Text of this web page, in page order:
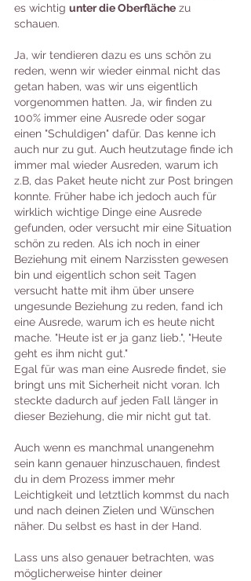
es wichtig unter die Oberfläche zu
schauen.
Ja, wir tendieren dazu es uns schön zu
reden, wenn wir wieder einmal nicht das
getan haben, was wir uns eigentlich
vorgenommen hatten. Ja, wir finden zu
100% immer eine Ausrede oder sogar
einen "Schuldigen" dafür. Das kenne ich
auch nur zu gut. Auch heutzutage finde ich
immer mal wieder Ausreden, warum ich
z.B, das Paket heute nicht zur Post bringen
konnte. Früher habe ich jedoch auch für
wirklich wichtige Dinge eine Ausrede
gefunden, oder versucht mir eine Situation
schön zu reden. Als ich noch in einer
Beziehung mit einem Narzissten gewesen
bin und eigentlich schon seit Tagen
versucht hatte mit ihm über unsere
ungesunde Beziehung zu reden, fand ich
eine Ausrede, warum ich es heute nicht
mache. "Heute ist er ja ganz lieb.", "Heute
geht es ihm nicht gut."
Egal für was man eine Ausrede findet, sie
bringt uns mit Sicherheit nicht voran. Ich
steckte dadurch auf jeden Fall länger in
dieser Beziehung, die mir nicht gut tat.
Auch wenn es manchmal unangenehm
sein kann genauer hinzuschauen, findest
du in dem Prozess immer mehr
Leichtigkeit und letztlich kommst du nach
und nach deinen Zielen und Wünschen
näher. Du selbst es hast in der Hand.
Lass uns also genauer betrachten, was
möglicherweise hinter deiner